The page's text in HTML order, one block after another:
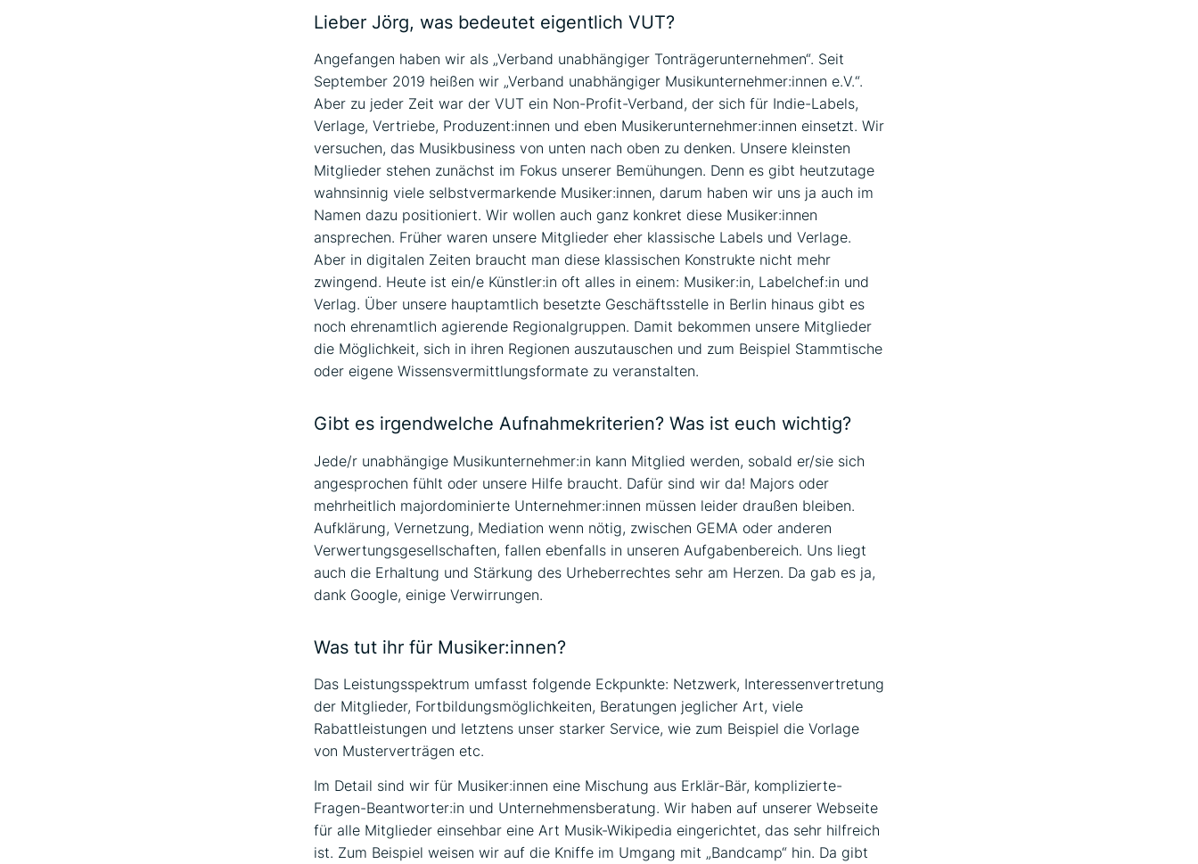
Lieber Jörg, was bedeutet eigentlich VUT?
Angefangen haben wir als „Verband unabhängiger Tonträgerunternehmen“. Seit
September 2019 heißen wir „Verband unabhängiger Musikunternehmer:innen e.V.“.
Aber zu jeder Zeit war der VUT ein Non-Profit-Verband, der sich für Indie-Labels,
Verlage, Vertriebe, Produzent:innen und eben Musikerunternehmer:innen einsetzt. Wir
versuchen, das Musikbusiness von unten nach oben zu denken. Unsere kleinsten
Mitglieder stehen zunächst im Fokus unserer Bemühungen. Denn es gibt heutzutage
wahnsinnig viele selbstvermarkende Musiker:innen, darum haben wir uns ja auch im
Namen dazu positioniert. Wir wollen auch ganz konkret diese Musiker:innen
ansprechen. Früher waren unsere Mitglieder eher klassische Labels und Verlage.
Aber in digitalen Zeiten braucht man diese klassischen Konstrukte nicht mehr
zwingend. Heute ist ein/e Künstler:in oft alles in einem: Musiker:in, Labelchef:in und
Verlag. Über unsere hauptamtlich besetzte Geschäftsstelle in Berlin hinaus gibt es
noch ehrenamtlich agierende Regionalgruppen. Damit bekommen unsere Mitglieder
die Möglichkeit, sich in ihren Regionen auszutauschen und zum Beispiel Stammtische
oder eigene Wissensvermittlungsformate zu veranstalten.
Gibt es irgendwelche Aufnahmekriterien? Was ist euch wichtig?
Jede/r unabhängige Musikunternehmer:in kann Mitglied werden, sobald er/sie sich
angesprochen fühlt oder unsere Hilfe braucht. Dafür sind wir da! Majors oder
mehrheitlich majordominierte Unternehmer:innen müssen leider draußen bleiben.
Aufklärung, Vernetzung, Mediation wenn nötig, zwischen GEMA oder anderen
Verwertungsgesellschaften, fallen ebenfalls in unseren Aufgabenbereich. Uns liegt
auch die Erhaltung und Stärkung des Urheberrechtes sehr am Herzen. Da gab es ja,
dank Google, einige Verwirrungen.
Was tut ihr für Musiker:innen?
Das Leistungsspektrum umfasst folgende Eckpunkte: Netzwerk, Interessenvertretung
der Mitglieder, Fortbildungsmöglichkeiten, Beratungen jeglicher Art, viele
Rabattleistungen und letztens unser starker Service, wie zum Beispiel die Vorlage
von Musterverträgen etc.
Im Detail sind wir für Musiker:innen eine Mischung aus Erklär-Bär, komplizierte-
Fragen-Beantworter:in und Unternehmensberatung. Wir haben auf unserer Webseite
für alle Mitglieder einsehbar eine Art Musik-Wikipedia eingerichtet, das sehr hilfreich
ist. Zum Beispiel weisen wir auf die Kniffe im Umgang mit „Bandcamp“ hin. Da gibt